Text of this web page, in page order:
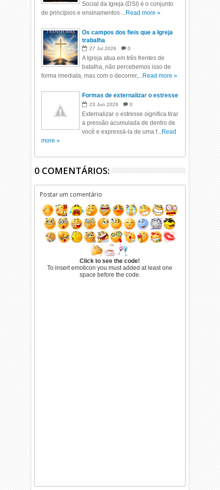
Social da Igreja (DSI) é o conjunto
de princípios e ensinamentos ...Read more »
Os campos dos fieis que a Igreja
trabalha
27 Jul 2026 0
A Igreja atua em três frentes de
batalha, não percebemos isso de
forma imediata, mas com o decorrer,...Read more »
Formas de externalizar o estresse
23 Jun 2026 0
Externalizar o estresse significa tirar
a pressão acumulada de dentro de
você e expressá-la de uma f...Read
more »
0 COMENTÁRIOS:
Postar um comentário
Click to see the code!
To insert emoticon you must added at least one
space before the code.